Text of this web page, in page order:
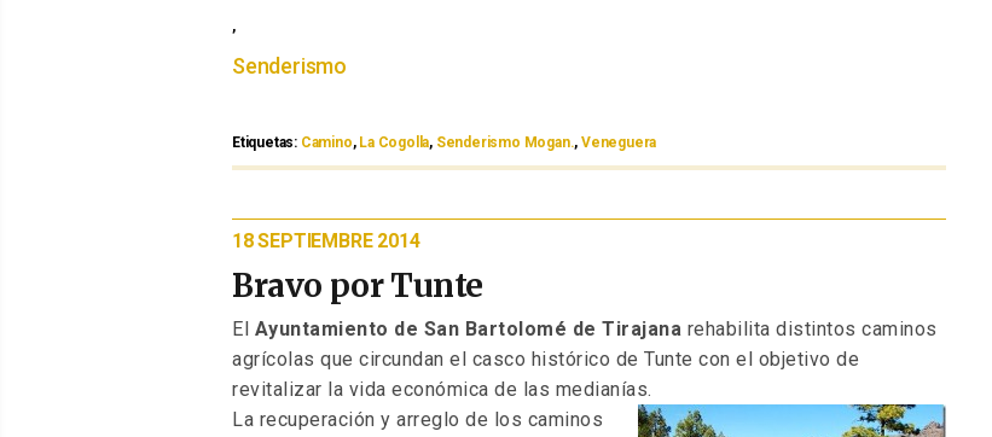
,
Senderismo
Etiquetas: Etiquetas
Camino, La Cogolla, Senderismo Mogan.,Veneguera
PUBLICADO
EL
18 SEPTIEMBRE 2014
Bravo por Tunte
El Ayuntamiento de San Bartolomé de Tirajana rehabilita distintos caminos
agrícolas que circundan el casco histórico de Tunte con el objetivo de
revitalizar la vida económica de las medianías.
La recuperación y arreglo de los caminos